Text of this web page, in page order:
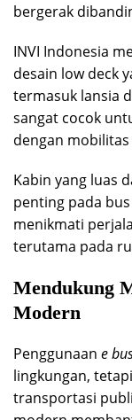
bergerak
INVI Indonesia
desain low deck
termasuk lansia
sangat cocok
dengan
Kabin yang luas
penting pada
menikmati
terutama pada
Mendukung
Modern
Penggunaan e
lingkungan,
transportasi